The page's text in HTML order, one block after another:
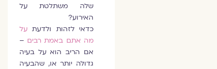
שלה משתלטת על
האירוע?
כדאי לזהות ולדעתעל
מה אתם באמת רבים–
אם הריב הוא על בעיה
גדולה יותר או, שהבעיה